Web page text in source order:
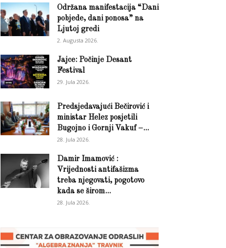
Održana manifestacija “Dani
pobjede, dani ponosa” na
Ljutoj gredi
2. Augusta 2026.
Jajce: Počinje Desant
Festival
29. Jula 2026.
Predsjedavajući Bečirović i
ministar Helez posjetili
Bugojno i Gornji Vakuf –...
28. Jula 2026.
Damir Imamović :
Vrijednosti antifašizma
treba njegovati, pogotovo
kada se širom...
28. Jula 2026.